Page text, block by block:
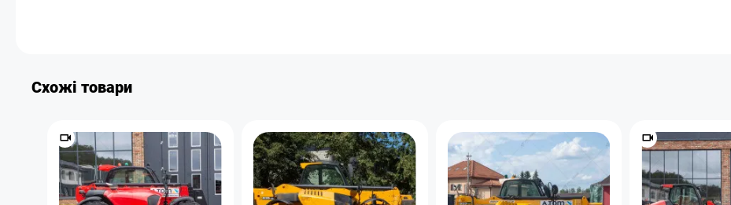
Схожі товари